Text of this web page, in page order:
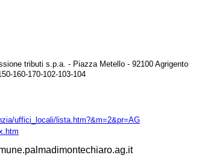
tributi s.p.a. - Piazza Metello - 92100 Agrigento
160-170-102-103-104
uffici_locali/lista.htm?&m=2&pr=AG